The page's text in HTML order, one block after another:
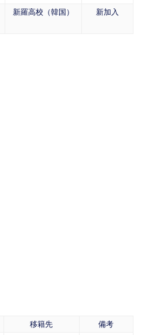
新羅高校（韓国） 新加入
移籍先
備考